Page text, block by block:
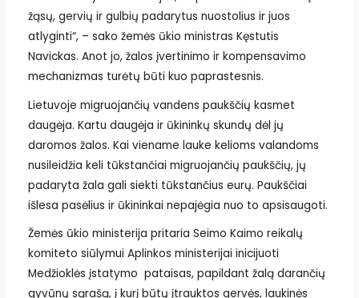
žąsų, gervių ir gulbių padarytus nuostolius ir juos
atlyginti“, – sako žemės ūkio ministras Kęstutis
Navickas. Anot jo, žalos įvertinimo ir kompensavimo
mechanizmas turėtų būti kuo paprastesnis.
Lietuvoje migruojančių vandens paukščių kasmet
daugėja. Kartu daugėja ir ūkininkų skundų dėl jų
daromos žalos. Kai viename lauke kelioms valandoms
nusileidžia keli tūkstančiai migruojančių paukščių, jų
padaryta žala gali siekti tūkstančius eurų. Paukščiai
išlesa pasėlius ir ūkininkai nepajėgia nuo to apsisaugoti.
Žemės ūkio ministerija pritaria Seimo Kaimo reikalų
komiteto siūlymui Aplinkos ministerijai inicijuoti
Medžioklės įstatymo pataisas, papildant žalą darančių
gyvūnų sąrašą, į kurį būtų įtrauktos gervės, laukinės